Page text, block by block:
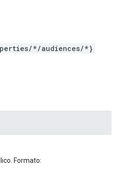
*/audiences/*}
Formato: